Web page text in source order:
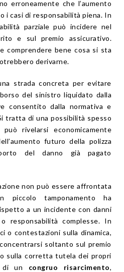
erroneamente che l’aumento
i casi di responsabilità piena. In
parziale può incidere nel
e sul premio assicurativo.
comprendere bene cosa si sta
derivarne.
strada concreta per evitare
del sinistro liquidato dalla
consentito dalla normativa e
tratta di una possibilità spesso
rivelarsi economicamente
futuro della polizza
del danno già pagato
non può essere affrontata
piccolo tamponamento ha
a un incidente con danni
responsabilità complesse. In
o contestazioni sulla dinamica,
soltanto sul premio
sulla corretta tutela dei propri
di un congruo risarcimento,